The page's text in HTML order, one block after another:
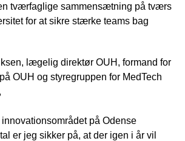
tværfaglige sammensætning på tværs
for at sikre stærke teams bag
lægelig direktør OUH, formand for
OUH og styregruppen for MedTech
på Odense
er jeg sikker på, at der igen i år vil